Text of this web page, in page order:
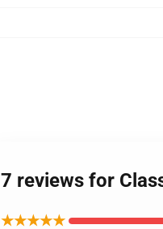
7 reviews for
★★★★★